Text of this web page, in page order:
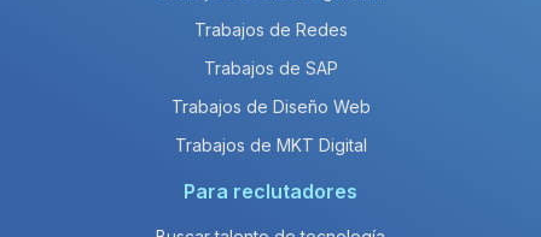
Trabajos de Redes
Trabajos de SAP
Trabajos de Diseño Web
Trabajos de MKT Digital
Para reclutadores